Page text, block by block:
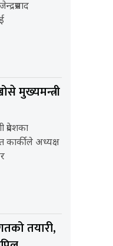
मुख्यमन्त्री
प्रदेशका
कार्कीले अध्यक्ष
तयारी,